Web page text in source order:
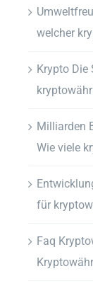
welcher
Krypto Die
Milliarden
Wie viele
für
Faq